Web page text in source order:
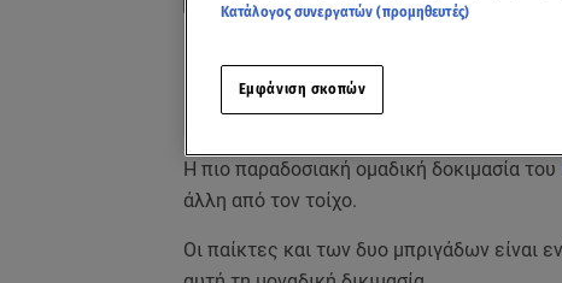
Add
Η πιο παραδοσιακή ομαδική δοκιμασία του
άλλη από τον τοίχο.
Οι παίκτες και των δυο μπριγάδων είναι
Κατάλογος συνεργατών (προμηθευτές)
Εμφάνιση σκοπών